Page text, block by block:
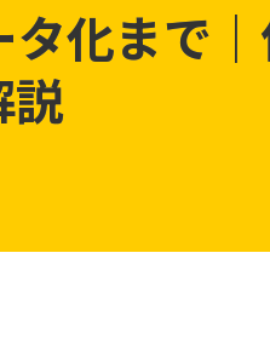
化まで
説